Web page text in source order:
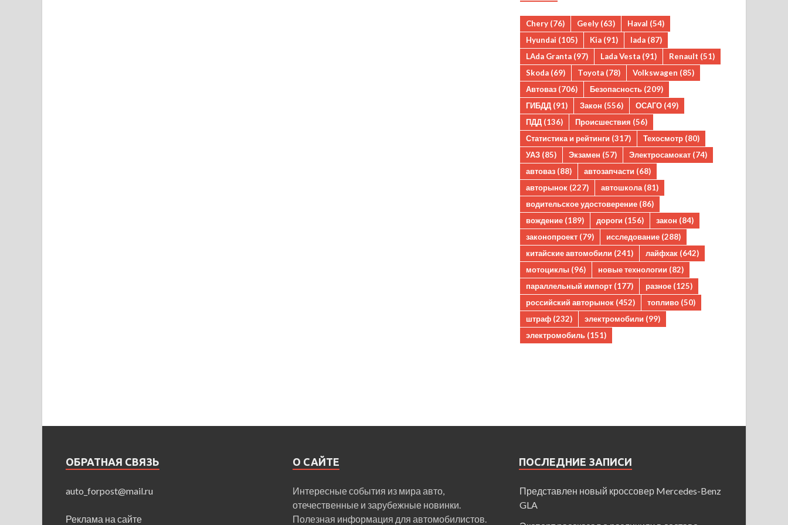
Chery (76) Geely (63) Haval (54)
Hyundai (105) Kia (91) lada (87)
LAda Granta (97) Lada Vesta (91) Renault (51)
Skoda (69) Toyota (78) Volkswagen (85)
Автоваз (706) Безопасность (209)
ГИБДД (91) Закон (556) ОСАГО (49)
ПДД (136) Происшествия (56)
Статистика и рейтинги (317) Техосмотр (80)
УАЗ (85) Экзамен (57) Электросамокат (74)
автоваз (88) автозапчасти (68)
авторынок (227) автошкола (81)
водительское удостоверение (86)
вождение (189) дороги (156) закон (84)
законопроект (79) исследование (288)
китайские автомобили (241) лайфхак (642)
мотоциклы (96) новые технологии (82)
параллельный импорт (177) разное (125)
российский авторынок (452) топливо (50)
штраф (232) электромобили (99)
электромобиль (151)
ОБРАТНАЯ СВЯЗЬ
auto_forpost@mail.ru
Реклама на сайте
О САЙТЕ
Интересные события из мира авто,
отечественные и зарубежные новинки.
Полезная информация для автомобилистов.
ПОСЛЕДНИЕ ЗАПИСИ
Представлен новый кроссовер Mercedes-Benz
GLA